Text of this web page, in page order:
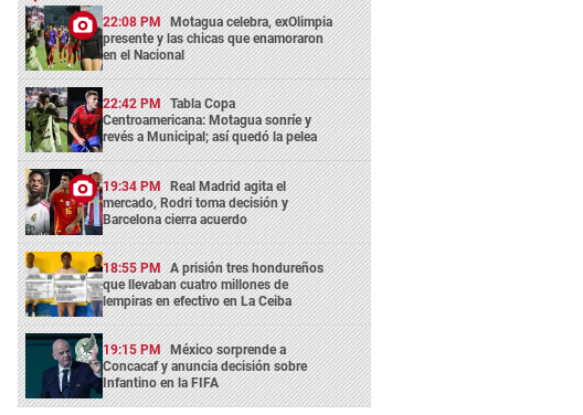
22:08 PM Motagua celebra, exOlimpia
presente y las chicas que enamoraron
en el Nacional
22:42 PM Tabla Copa
Centroamericana: Motagua sonríe y
revés a Municipal; así quedó la pelea
19:34 PM Real Madrid agita el
mercado, Rodri toma decisión y
Barcelona cierra acuerdo
18:55 PM A prisión tres hondureños
que llevaban cuatro millones de
lempiras en efectivo en La Ceiba
19:15 PM México sorprende a
Concacaf y anuncia decisión sobre
Infantino en la FIFA